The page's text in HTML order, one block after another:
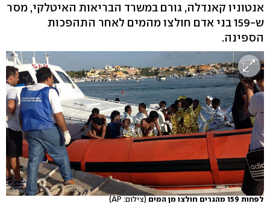
אנטוניו קאנדלה, גורם במשרד הבריאות האיטלקי, מסר
ש-159 בני אדם חולצו מהמים לאחר התהפכות
הספינה.
לפחות 159 מהגרים חולצו מן המים (צילום: AP)